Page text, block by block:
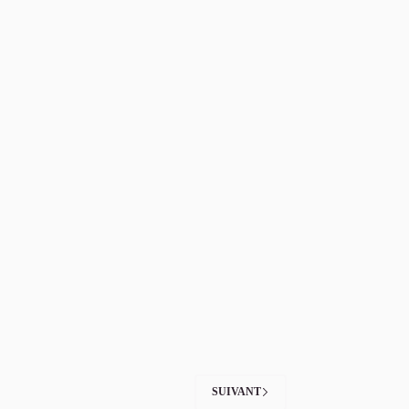
SUIVANT